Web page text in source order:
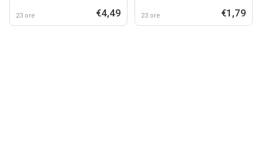
23 ore €4,49 23 ore €1,79